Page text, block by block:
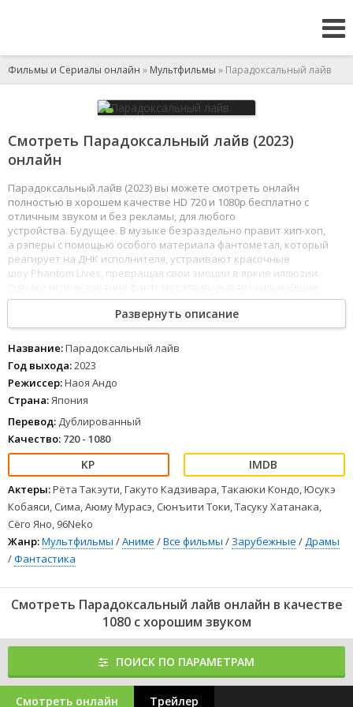
Фильмы и Сериалы онлайн » Мультфильмы » Парадоксальный лайв
Смотреть Парадоксальный лайв (2023)
онлайн
Парадоксальный лайв (2023) вы можете смотреть онлайн
полностью в хорошем качестве HD 720 и 1080p бесплатно с
отличным звуком и без рекламы, для любого
устройства. Будущее. В музыке безраздельно правит хип-хоп,
а рэперы с помощью особого материала фантометал, который
реагирует на ДНК исполнителя, устраивают красочные
шоу Phantom Lives, превращая свои эмоции в яркие иллюзии.
переживания прошлых жизненных травм и болезненные
воспоминания, что приводит к так называемым ловушечным
реакциям. В зависимости от силы эмоций артиста, эти реакции
могут ощутимо влиять на психику.
Спустя 10 лет после закрытия легендарный клуб «Парадокс»
вновь открывает двери и объявляет о начале нового конкурса
Phantom Live под названием Paradox Live. На кону 10 миллиардов
иен, а бороться за приз будут четыре известные рэп-группы.
1
7
Развернуть описание
Название:Парадоксальный лайв
Год выхода:2023
Режиссер:Наоя Андо
Страна:Япония
Перевод: Дублированный
Качество: 720 - 1080
Актеры:Рёта Такэути, Гакуто Кадзивара, Такаюки Кондо, Юсукэ
Кобаяси, Сима, Аюму Мурасэ, Сюнъити Токи, Тасуку Хатанака,
Сёго Яно, 96Neko
Жанр:Мультфильмы /Аниме /Все фильмы / Зарубежные /Драмы
/Фантастика
Смотреть Парадоксальный лайв онлайн в качестве
1080 с хорошим звуком
ПОИСК ПО ПАРАМЕТРАМ
Смотреть онлайн Трейлер